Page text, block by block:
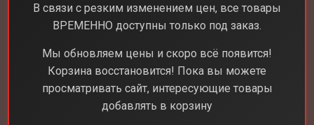
В связи с резким изменением цен, все товары
ВРЕМЕННО доступны только под заказ.
Мы обновляем цены и скоро всё появится!
Корзина восстановится! Пока вы можете
просматривать сайт, интересующие товары
добавлять в корзину